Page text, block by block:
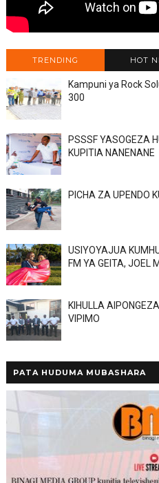
TRENDING HOT
Kampuni ya Rock
300
PSSSF YASOGEZA
KUPITIA NANENANE
PICHA ZA UPENDO
USIYOYAJUA
FM YA GEITA, JOEL
KIHULLA
VIPIMO
PATA HUDUMA MUBASHARA